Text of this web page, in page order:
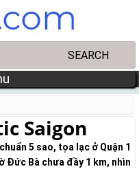
Saigon
5 sao, tọa lạc ở Quận 1
Đức Bà chưa đầy 1 km, nhìn